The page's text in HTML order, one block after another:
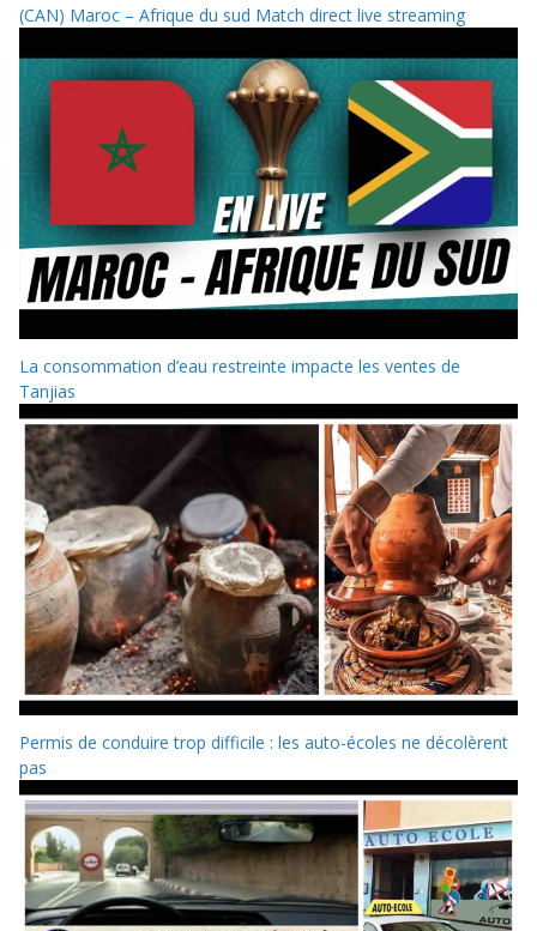
(CAN) Maroc – Afrique du sud Match direct live streaming
La consommation d’eau restreinte impacte les ventes de
Tanjias
Permis de conduire trop difficile : les auto-écoles ne décolèrent
pas